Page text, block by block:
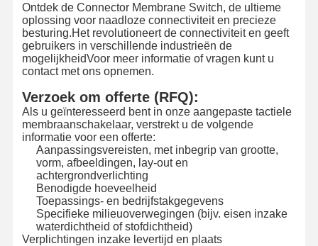
Ontdek de Connector Membrane Switch, de ultieme
oplossing voor naadloze connectiviteit en precieze
besturing.Het revolutioneert de connectiviteit en geeft
gebruikers in verschillende industrieën de
mogelijkheidVoor meer informatie of vragen kunt u
contact met ons opnemen.
Verzoek om offerte (RFQ):
Als u geïnteresseerd bent in onze aangepaste tactiele
membraanschakelaar, verstrekt u de volgende
informatie voor een offerte:
Aanpassingsvereisten, met inbegrip van grootte,
vorm, afbeeldingen, lay-out en
achtergrondverlichting
Benodigde hoeveelheid
Toepassings- en bedrijfstakgegevens
Specifieke milieuoverwegingen (bijv. eisen inzake
waterdichtheid of stofdichtheid)
Verplichtingen inzake levertijd en plaats